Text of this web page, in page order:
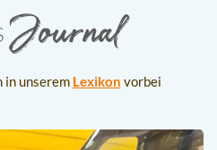
Journal
in unserem Lexikon vorbei